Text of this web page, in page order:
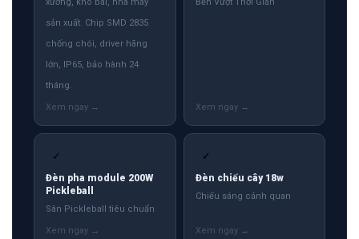
xưởng, kho bãi, nhà máy
sản xuất. Chip SMD 2835
chống chói, driver hãng
lớn, IP65, bảo hành 24
tháng.
Bền Vượt Thời Gian
✓
Đèn pha module 200W
Pickleball
Sân Pickleball tiêu chuẩn
✓
Đèn chiếu cây 18w
Chiếu sáng cảnh quan